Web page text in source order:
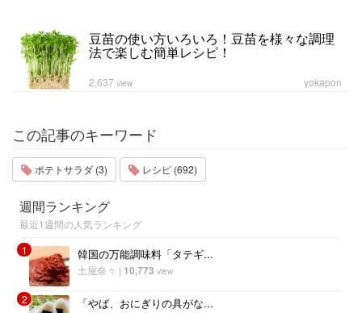
豆苗の使い方いろいろ！豆苗を様々な調理
法で楽しむ簡単レシピ！
yokapon
2,637 view
この記事のキーワード
ポテトサラダ (3) レシピ (692)
週間ランキング
最近1週間の人気ランキング
1
韓国の万能調味料「タテギ...
土屋奈々 | 10,773 view
2 「やば、おにぎりの具がな...